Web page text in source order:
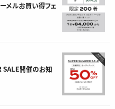
メルお買い得フェ
開催のお知